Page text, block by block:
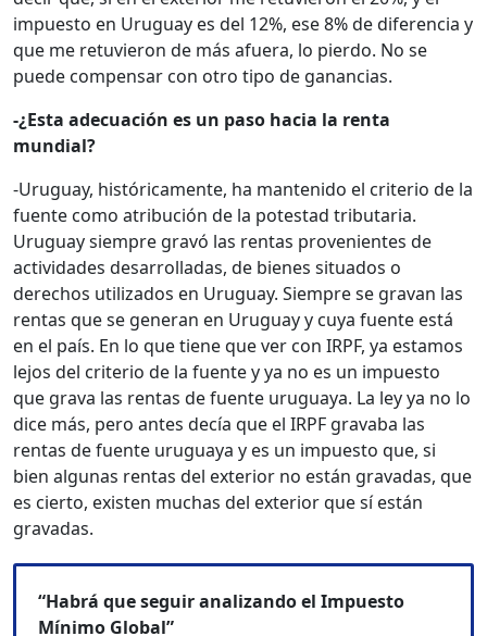
impuesto en Uruguay es del 12%, ese 8% de diferencia y
que me retuvieron de más afuera, lo pierdo. No se
puede compensar con otro tipo de ganancias.
-¿Esta adecuación es un paso hacia la renta
mundial?
-Uruguay, históricamente, ha mantenido el criterio de la
fuente como atribución de la potestad tributaria.
Uruguay siempre gravó las rentas provenientes de
actividades desarrolladas, de bienes situados o
derechos utilizados en Uruguay. Siempre se gravan las
rentas que se generan en Uruguay y cuya fuente está
en el país. En lo que tiene que ver con IRPF, ya estamos
lejos del criterio de la fuente y ya no es un impuesto
que grava las rentas de fuente uruguaya. La ley ya no lo
dice más, pero antes decía que el IRPF gravaba las
rentas de fuente uruguaya y es un impuesto que, si
bien algunas rentas del exterior no están gravadas, que
es cierto, existen muchas del exterior que sí están
gravadas.
“Habrá que seguir analizando el Impuesto
Mínimo Global”